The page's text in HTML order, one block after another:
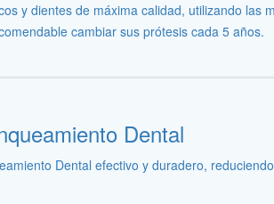
y dientes de máxima calidad, utilizando las
cambiar sus prótesis cada 5 años.
Dental
Dental efectivo y duradero,